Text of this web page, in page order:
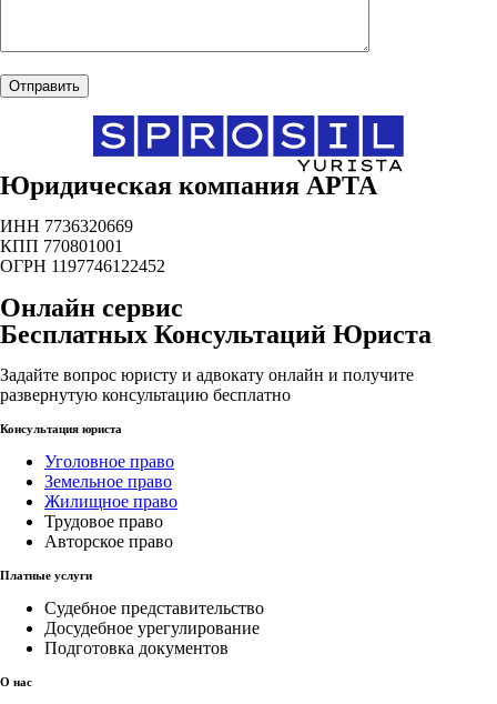
Юридическая компания АРТА
ИНН 7736320669
КПП 770801001
ОГРН 1197746122452
Онлайн сервис
Бесплатных Консультаций Юриста
Задайте вопрос юристу и адвокату онлайн и получите
развернутую консультацию бесплатно
Консультация юриста
Уголовное право
Земельное право
Жилищное право
Трудовое право
Авторское право
Платные услуги
Судебное представительство
Досудебное урегулирование
Подготовка документов
О нас